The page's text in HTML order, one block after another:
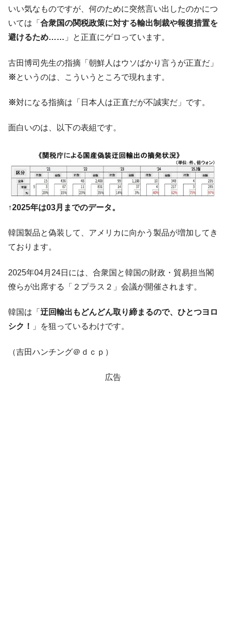
いい気なものですが、何のために突然言い出したのかにつ
いては「 合衆国の関税政策に対する輸出制裁や報復措置を
避けるため…… 」と正直にゲロっています。
古田博司先生の指摘「朝鮮人はウソばかり言うが正直だ」
※というのは、こういうところで現れます。
※対になる指摘は「日本人は正直だが不誠実だ」です。
面白いのは、以下の表組です。
↑2025年は03月までのデータ。
韓国製品と偽装して、アメリカに向かう製品が増加してき
ております。
2025年04月24日には、合衆国と韓国の財政・貿易担当閣
僚らが出席する「２プラス２」会議が開催されます。
韓国は「 迂回輸出もどんどん取り締まるので、ひとつヨロ
シク！
」を狙っているわけです。
（吉田ハンチング＠ｄｃｐ）
広告